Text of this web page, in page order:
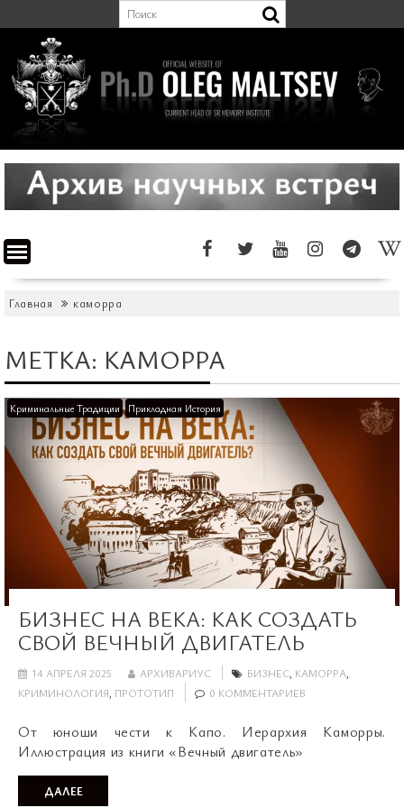
к
содержимому
Главная каморра
МЕТКА: КАМОРРА
Криминальные Традиции Прикладная История
БИЗНЕС НА ВЕКА: КАК СОЗДАТЬ
СВОЙ ВЕЧНЫЙ ДВИГАТЕЛЬ
14 АПРЕЛЯ 2025 АРХИВАРИУС БИЗНЕС, КАМОРРА,
КРИМИНОЛОГИЯ, ПРОТОТИП 0 КОММЕНТАРИЕВ
От юноши чести к Капо. Иерархия Каморры.
Иллюстрация из книги «Вечный двигатель»
ДАЛЕЕ